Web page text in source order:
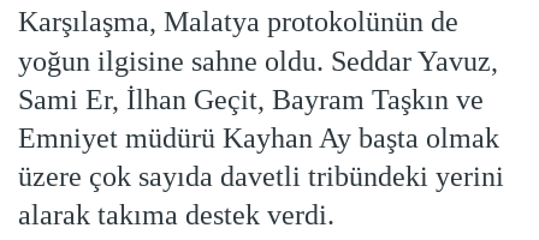
Karşılaşma, Malatya protokolünün de
yoğun ilgisine sahne oldu. Seddar Yavuz,
Sami Er, İlhan Geçit, Bayram Taşkın ve
Emniyet müdürü Kayhan Ay başta olmak
üzere çok sayıda davetli tribündeki yerini
alarak takıma destek verdi.